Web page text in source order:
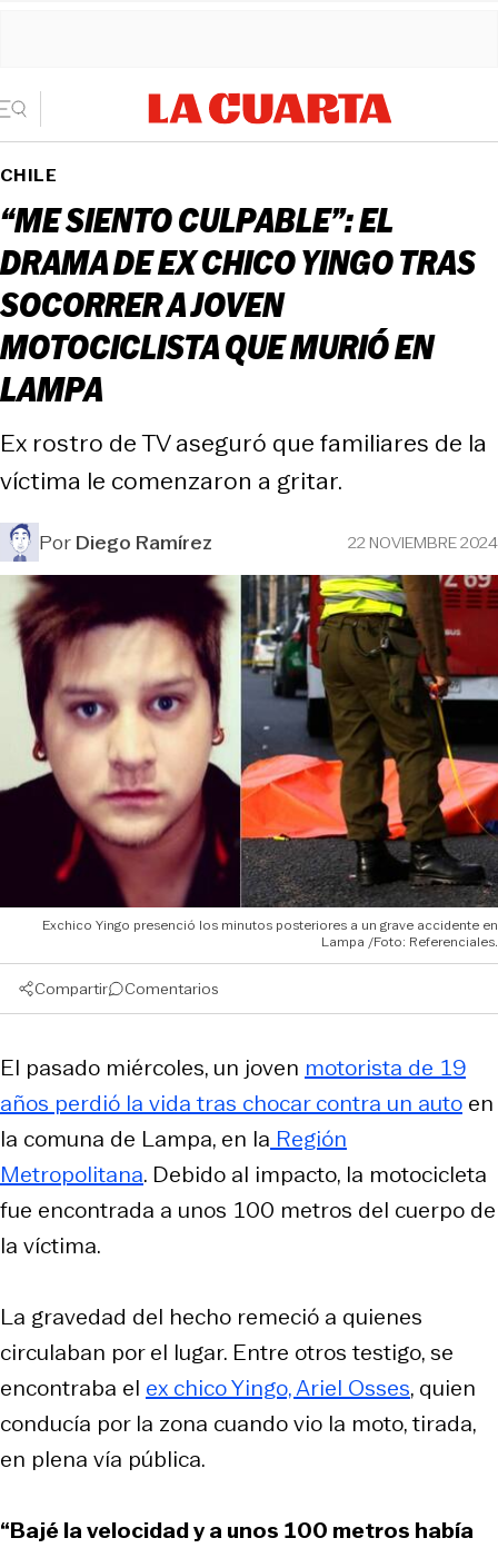
CHILE
“ME SIENTO CULPABLE”: EL
DRAMA DE EX CHICO YINGO TRAS
SOCORRER A JOVEN
MOTOCICLISTA QUE MURIÓ EN
LAMPA
Ex rostro de TV aseguró que familiares de la
víctima le comenzaron a gritar.
PorDiego Ramírez 22 NOVIEMBRE 2024
Exchico Yingo presenció los minutos posteriores a un grave accidente en
Lampa /Foto: Referenciales.
Compartir Comentarios
El pasado miércoles, un joven motorista de 19
años perdió la vida tras chocar contra un auto en
la comuna de Lampa, en la Región
Metropolitana. Debido al impacto, la motocicleta
fue encontrada a unos 100 metros del cuerpo de
la víctima.
La gravedad del hecho remeció a quienes
circulaban por el lugar. Entre otros testigo, se
encontraba el ex chico Yingo, Ariel Osses, quien
conducía por la zona cuando vio la moto, tirada,
en plena vía pública.
“Bajé la velocidad y a unos 100 metros había